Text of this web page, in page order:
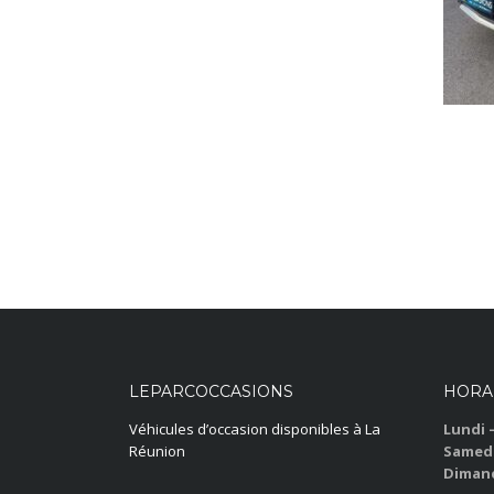
LEPARCOCCASIONS
Véhicules d’occasion disponibles à La
Réunion
Lundi